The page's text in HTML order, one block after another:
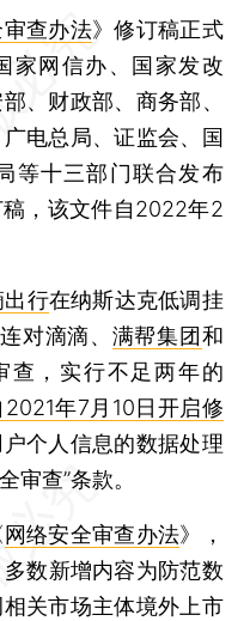
查办法》修订稿正式
家网信办、国家发改
、财政部、商务部、
电总局、证监会、国
等十三部门联合发布
稿，该文件自2022年2
出行在纳斯达克低调挂
对滴滴、 满帮集团和
查，实行不足两年的
2021年7月10日开启修
户个人信息的数据处理
审查”条款。
网络安全审查办法》，
数新增内容为防范数
关市场主体境外上市